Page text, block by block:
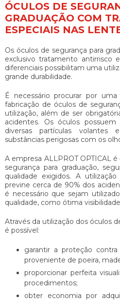
ÓCULOS DE
GRADUAÇÃO COM
ESPECIAIS NAS
Os óculos de segurança para
exclusivo tratamento antirrisco
diferenciais possibilitam uma
grande durabilidade.
É necessário procurar por
fabricação de óculos de
utilização, além de ser
acidentes. Os óculos
diversas partículas
substâncias perigosas com os
A empresa ALLPROT OPTICAL
segurança para graduação,
qualidade exigidos. A
previne cerca de 90% dos
é necessário que sejam
qualidade, como ótima
Através da utilização dos óculos
é possível:
garantir a proteção
proveniente de poeira,
proporcionar perfeita
procedimentos;
obter economia por